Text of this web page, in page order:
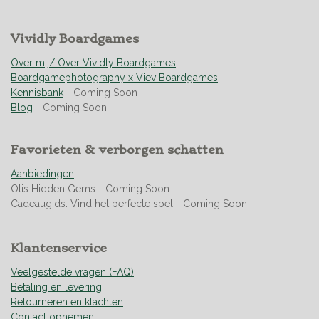
n
g
:
4
.
9
7
0
4
2
3
2
1
s
t
r r
r
e
n
r
r
e
n
r
r
e
n
r
r
e
n
n
Vividly Boardgames
Over mij/ Over Vividly Boardgames
Boardgamephotography x Viev Boardgames
Kennisbank - Coming Soon
Blog - Coming Soon
Favorieten & verborgen schatten
Aanbiedingen
Otis Hidden Gems - Coming Soon
Cadeaugids: Vind het perfecte spel - Coming Soon
Klantenservice
Veelgestelde vragen (FAQ)
Betaling en levering
Retourneren en klachten